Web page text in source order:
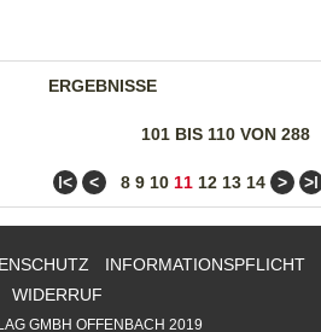
ERGEBNISSE
101 BIS 110 VON 288
ǀ< < 8 9 10 11 12 13 14 > >ǀ
INFORMATIONSPFLICHT
WIDERRUF
GMBH OFFENBACH 2019